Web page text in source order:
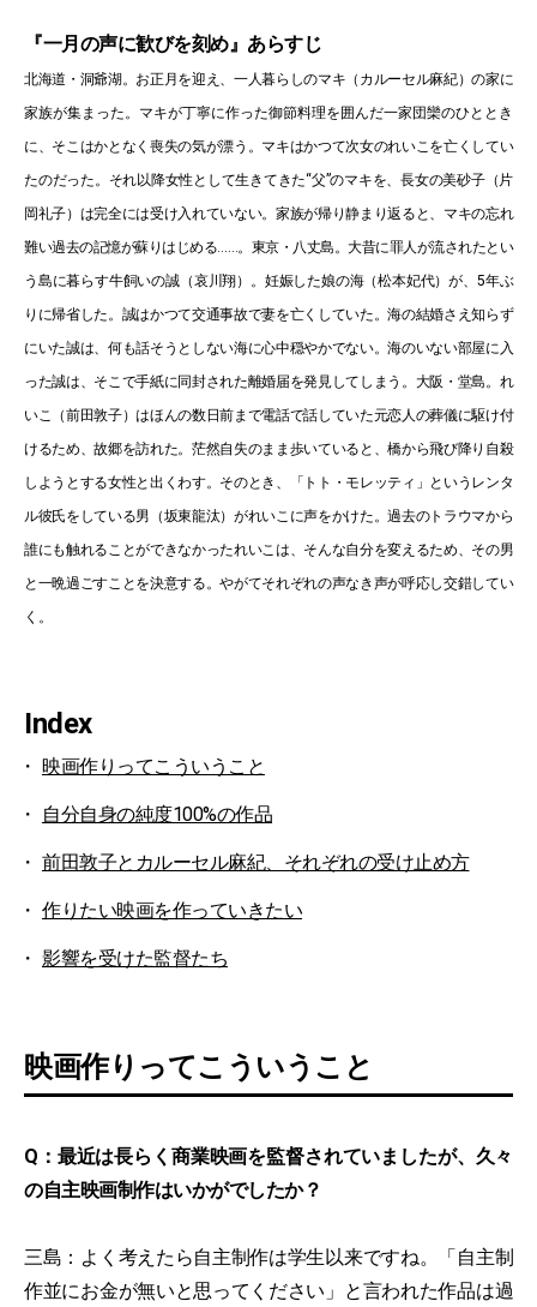
『一月の声に歓びを刻め』あらすじ
北海道・洞爺湖。お正月を迎え、一人暮らしのマキ（カルーセル麻紀）の家に
家族が集まった。マキが丁寧に作った御節料理を囲んだ一家団欒のひととき
に、そこはかとなく喪失の気が漂う。マキはかつて次女のれいこを亡くしてい
たのだった。それ以降女性として生きてきた“父”のマキを、長女の美砂子（片
岡礼子）は完全には受け入れていない。家族が帰り静まり返ると、マキの忘れ
難い過去の記憶が蘇りはじめる……。東京・⼋丈島。⼤昔に罪⼈が流されたとい
う島に暮らす⽜飼いの誠（哀川翔）。妊娠した娘の海（松本妃代）が、5年ぶ
りに帰省した。誠はかつて交通事故で妻を亡くしていた。海の結婚さえ知らず
にいた誠は、何も話そうとしない海に⼼中穏やかでない。海のいない部屋に⼊
った誠は、そこで⼿紙に同封された離婚届を発⾒してしまう。⼤阪・堂島。れ
いこ（前田敦子）はほんの数⽇前まで電話で話していた元恋⼈の葬儀に駆け付
けるため、故郷を訪れた。茫然⾃失のまま歩いていると、橋から⾶び降り⾃殺
しようとする⼥性と出くわす。そのとき、「トト・モレッティ」というレンタ
ル彼⽒をしている男（坂東龍汰）がれいこに声をかけた。過去のトラウマから
誰にも触れることができなかったれいこは、そんな⾃分を変えるため、その男
と⼀晩過ごすことを決意する。やがてそれぞれの声なき声が呼応し交錯してい
く。
Index
映画作りってこういうこと
自分自身の純度100%の作品
前田敦子とカルーセル麻紀、それぞれの受け止め方
作りたい映画を作っていきたい
影響を受けた監督たち
映画作りってこういうこと
Q：最近は長らく商業映画を監督されていましたが、久々
の自主映画制作はいかがでしたか？
三島：よく考えたら自主制作は学生以来ですね。「自主制
作並にお金が無いと思ってください」と言われた作品は過